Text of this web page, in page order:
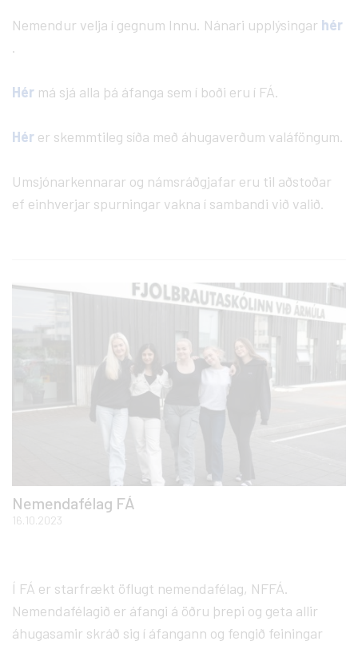
Nemendur velja í gegnum Innu. Nánari upplýsingar hér
.
Hér má sjá alla þá áfanga sem í boði eru í FÁ.
Hér er skemmtileg síða með áhugaverðum valáföngum.
Umsjónarkennarar og námsráðgjafar eru til aðstoðar
ef einhverjar spurningar vakna í sambandi við valið.
Nemendafélag FÁ
16.10.2023
Í FÁ er starfrækt öflugt nemendafélag, NFFÁ.
Nemendafélagið er áfangi á öðru þrepi og geta allir
áhugasamir skráð sig í áfangann og fengið feiningar